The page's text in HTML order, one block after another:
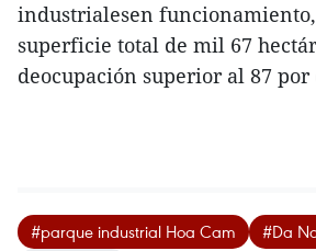
industrialesen
superficie total de mil 67
deocupación superior al 87 por
#parque industrial Hoa Cam #Da